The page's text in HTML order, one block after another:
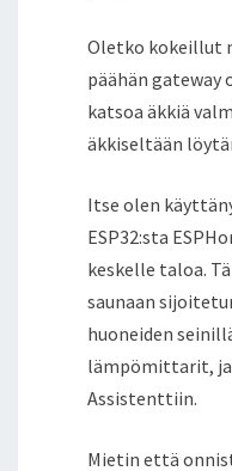
Oletko kokeillut
päähän gateway
katsoa äkkiä
äkkiseltään
Itse olen
ESP32:sta
keskelle taloa.
saunaan
huoneiden
lämpömittarit,
Assistenttiin.
Mietin että